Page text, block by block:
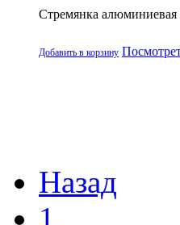
Стремянка
Добавить в корзину
Назад